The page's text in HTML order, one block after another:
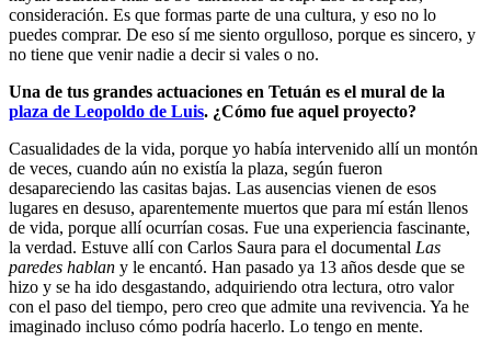
consideración. Es que formas parte de una cultura, y eso no lo
puedes comprar. De eso sí me siento orgulloso, porque es sincero, y
no tiene que venir nadie a decir si vales o no.
Una de tus grandes actuaciones en Tetuán es el mural de la
plaza de Leopoldo de Luis. ¿Cómo fue aquel proyecto?
Casualidades de la vida, porque yo había intervenido allí un montón
de veces, cuando aún no existía la plaza, según fueron
desapareciendo las casitas bajas. Las ausencias vienen de esos
lugares en desuso, aparentemente muertos que para mí están llenos
de vida, porque allí ocurrían cosas. Fue una experiencia fascinante,
la verdad. Estuve allí con Carlos Saura para el documental Las
paredes hablan y le encantó. Han pasado ya 13 años desde que se
hizo y se ha ido desgastando, adquiriendo otra lectura, otro valor
con el paso del tiempo, pero creo que admite una revivencia. Ya he
imaginado incluso cómo podría hacerlo. Lo tengo en mente.